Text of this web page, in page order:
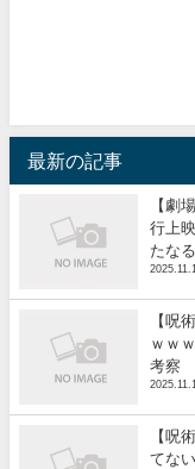
最新の記事
【劇
行上
たな
【呪
ｗｗ
考察
【呪
てな